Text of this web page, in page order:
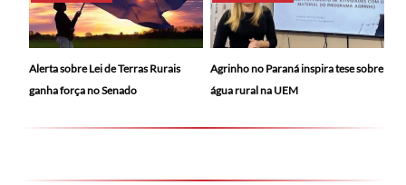
Alerta sobre Lei de Terras Rurais
ganha força no Senado
Agrinho no Paraná inspira tese sobre
água rural na UEM